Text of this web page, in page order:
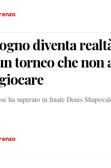
diventa
torneo che non
ha superato in finale Denis